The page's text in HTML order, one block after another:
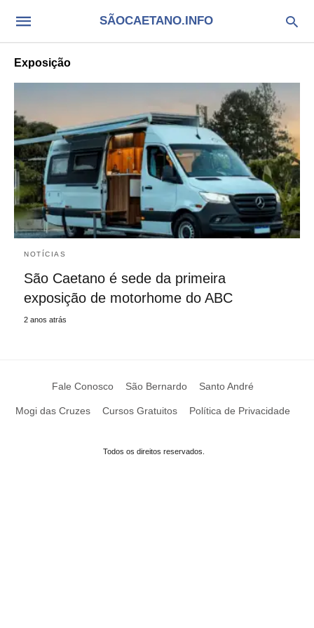
SÃOCAETANO.INFO
Exposição
NOTÍCIAS
São Caetano é sede da primeira
exposição de motorhome do ABC
2 anos atrás
Fale Conosco São Bernardo Santo André
Mogi das Cruzes Cursos Gratuitos Política de Privacidade
Todos os direitos reservados.